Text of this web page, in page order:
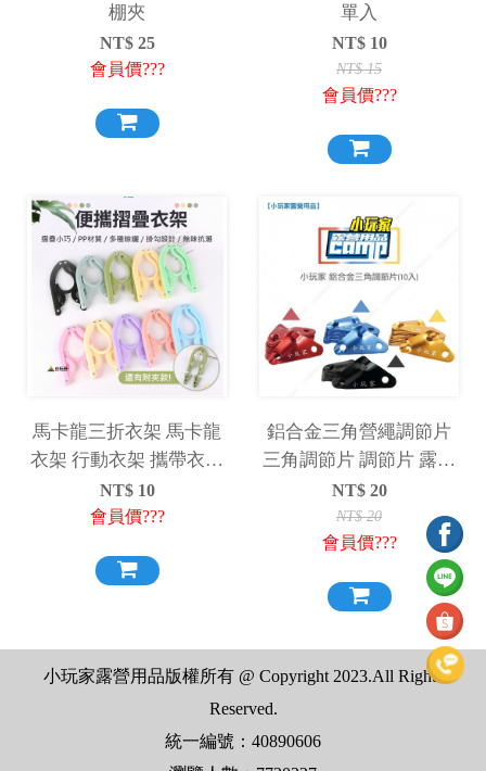
棚夾
NT$ 25
會員價???
單入
NT$ 10
NT$15
會員價???
馬卡龍三折衣架 馬卡龍
衣架 行動衣架 攜帶衣架
折疊衣架 隨機出貨
NT$ 10
會員價???
鋁合金三角營繩調節片
三角調節片 調節片 露營
營繩 固定
NT$ 20
NT$20
會員價???
小玩家露營用品版權所有 @ Copyright 2023.All Rights
Reserved.
統一編號：40890606